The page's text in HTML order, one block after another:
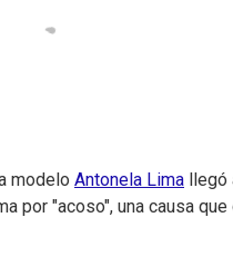
modelo Antonela Lima
por "acoso", una causa que